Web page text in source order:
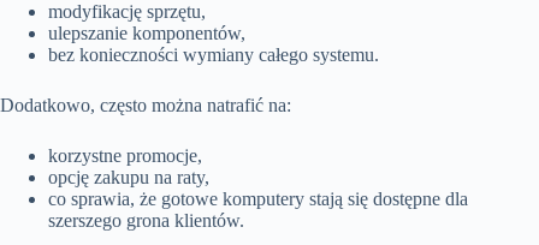
modyfikację sprzętu,
ulepszanie komponentów,
bez konieczności wymiany całego systemu.
Dodatkowo, często można natrafić na:
korzystne promocje,
opcję zakupu na raty,
co sprawia, że gotowe komputery stają się dostępne dla
szerszego grona klientów.